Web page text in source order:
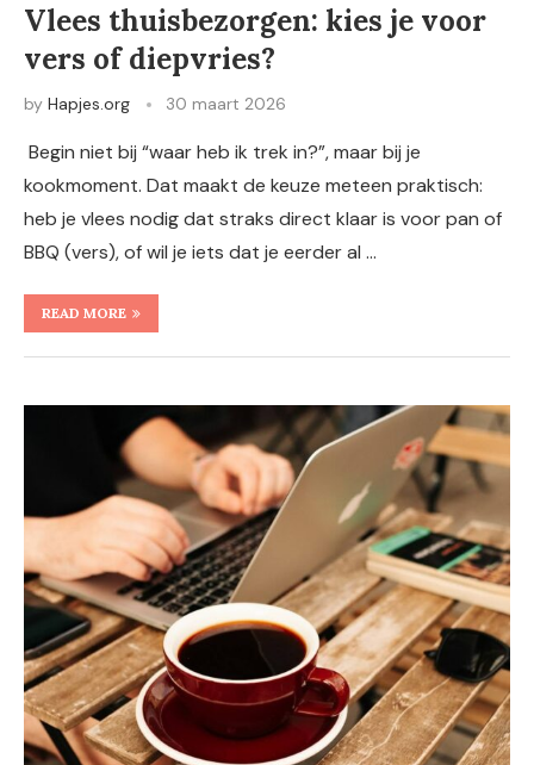
Vlees thuisbezorgen: kies je voor
vers of diepvries?
by Hapjes.org 30 maart 2026
Begin niet bij “waar heb ik trek in?”, maar bij je
kookmoment. Dat maakt de keuze meteen praktisch:
heb je vlees nodig dat straks direct klaar is voor pan of
BBQ (vers), of wil je iets dat je eerder al …
READ MORE